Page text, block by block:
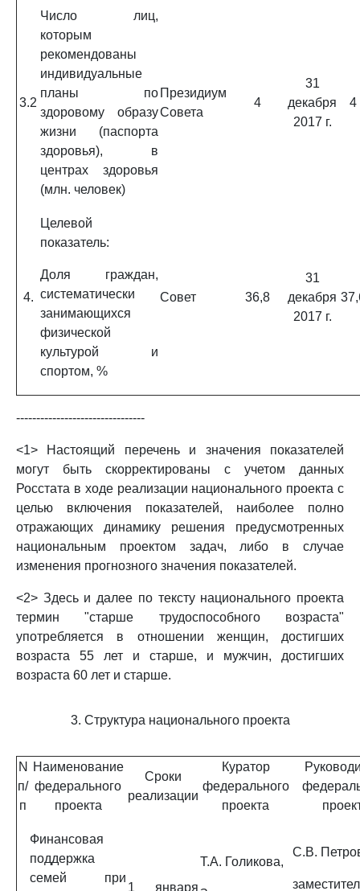
3.2
Число лиц,
которым
рекомендованы
индивидуальные
планы по
здоровому образу
жизни (паспорта
здоровья), в
центрах здоровья
(млн. человек)
Президиум
Совета
4
31
декабря
2017 г.
4
4.
Целевой
показатель:
Доля граждан,
систематически
занимающихся
физической
культурой и
спортом, %
Совет 36,8
31
декабря
2017 г.
--------------------------------
<1> Настоящий перечень и значения показателей
могут быть скорректированы с учетом данных
Росстата в ходе реализации национального проекта с
целью включения показателей, наиболее полно
отражающих динамику решения предусмотренных
национальным проектом задач, либо в случае
изменения прогнозного значения показателей.
<2> Здесь и далее по тексту национального проекта
термин "старше трудоспособного возраста"
употребляется в отношении женщин, достигших
возраста 55 лет и старше, и мужчин, достигших
возраста 60 лет и старше.
3. Структура национального проекта
N
п/
п
Наименование
федерального
проекта
Сроки
реализации
Куратор
федерального
проекта
Финансовая
поддержка
семей при
1 января
Т.А. Голикова,
С.В.